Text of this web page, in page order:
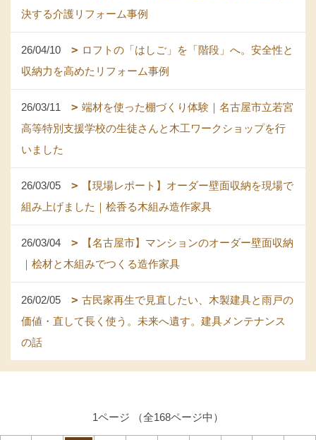
決する介護リフォーム事例
26/04/10
ロフトの「はしご」を「階段」へ。安全性と
収納力を高めたリフォーム事例
26/03/11
端材を使った棚づくり体験｜名古屋市立若宮
高等特別支援学校の生徒さんと木工ワークショップを行
いました
26/03/05
【現場レポート】オーダー壁面収納を現場で
組み上げました｜桧香る木組み造作家具
26/03/04
【名古屋市】マンションのオーダー壁面収納
｜桧材と木組みでつくる造作家具
26/02/05
古民家再生で見直したい、木製建具と雨戸の
価値・直して長く使う。未来へ遺す。建具メンテナンス
の話
1ページ （全168ページ中）